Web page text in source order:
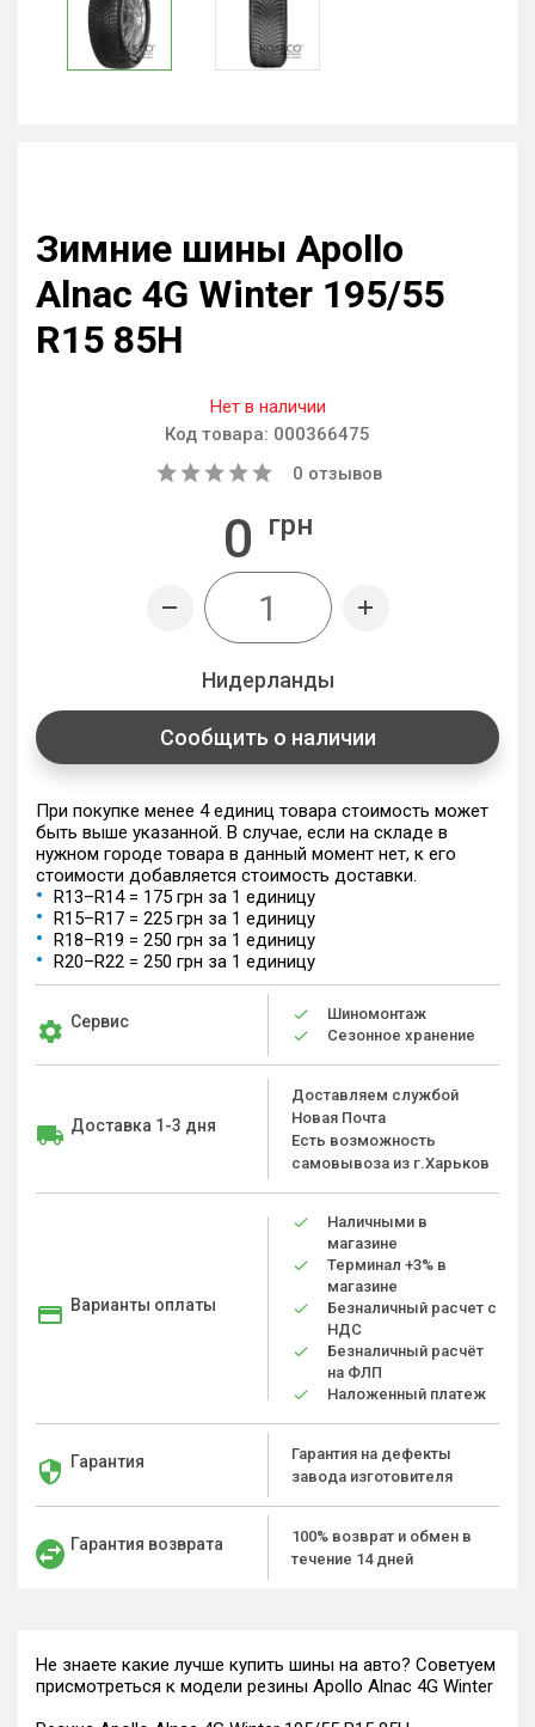
Зимние шины Apollo
Alnac 4G Winter 195/55
R15 85H
Нет в наличии
Код товара: 000366475
0 отзывов
0 грн
Нидерланды
Сообщить о наличии
При покупке менее 4 единиц товара стоимость может
быть выше указанной. В случае, если на складе в
нужном городе товара в данный момент нет, к его
стоимости добавляется стоимость доставки.
R13–R14 = 175 грн за 1 единицу
R15–R17 = 225 грн за 1 единицу
R18–R19 = 250 грн за 1 единицу
R20–R22 = 250 грн за 1 единицу
Сервис
Шиномонтаж
Сезонное хранение
Доставка 1-3 дня
Доставляем службой
Новая Почта
Есть возможность
самовывоза из г.Харьков
Варианты оплаты
Наличными в
магазине
Терминал +3% в
магазине
Безналичный расчет с
НДС
Безналичный расчёт
на ФЛП
Наложенный платеж
Гарантия
Гарантия на дефекты
завода изготовителя
Гарантия возврата
100% возврат и обмен в
течение 14 дней
Не знаете какие лучше купить шины на авто? Советуем
присмотреться к модели резины Apollo Alnac 4G Winter